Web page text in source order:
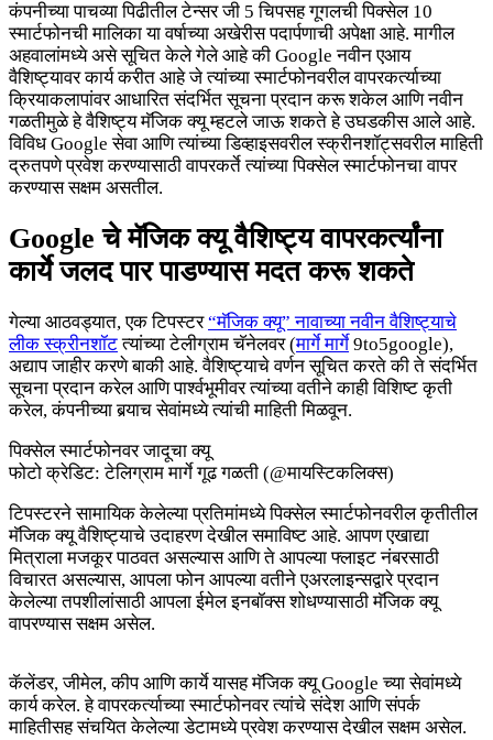
कंपनीच्या पाचव्या पिढीतील टेन्सर जी 5 चिपसह गूगलची पिक्सेल 10
स्मार्टफोनची मालिका या वर्षाच्या अखेरीस पदार्पणाची अपेक्षा आहे. मागील
अहवालांमध्ये असे सूचित केले गेले आहे की Google नवीन एआय
वैशिष्ट्यावर कार्य करीत आहे जे त्यांच्या स्मार्टफोनवरील वापरकर्त्याच्या
क्रियाकलापांवर आधारित संदर्भित सूचना प्रदान करू शकेल आणि नवीन
गळतीमुळे हे वैशिष्ट्य मॅजिक क्यू म्हटले जाऊ शकते हे उघडकीस आले आहे.
विविध Google सेवा आणि त्यांच्या डिव्हाइसवरील स्क्रीनशॉट्सवरील माहिती
द्रुतपणे प्रवेश करण्यासाठी वापरकर्ते त्यांच्या पिक्सेल स्मार्टफोनचा वापर
करण्यास सक्षम असतील.
Google चे मॅजिक क्यू वैशिष्ट्य वापरकर्त्यांना
कार्ये जलद पार पाडण्यास मदत करू शकते
गेल्या आठवड्यात, एक टिपस्टर“मॅजिक क्यू” नावाच्या नवीन वैशिष्ट्याचे
लीक स्क्रीनशॉटत्यांच्या टेलीग्राम चॅनेलवर (मार्गे मार्गे 9to5google),
अद्याप जाहीर करणे बाकी आहे. वैशिष्ट्याचे वर्णन सूचित करते की ते संदर्भित
सूचना प्रदान करेल आणि पार्श्वभूमीवर त्यांच्या वतीने काही विशिष्ट कृती
करेल, कंपनीच्या बर्‍याच सेवांमध्ये त्यांची माहिती मिळवून.
पिक्सेल स्मार्टफोनवर जादूचा क्यू
फोटो क्रेडिट: टेलिग्राम मार्गे गूढ गळती (@मायस्टिकलिक्स)
टिपस्टरने सामायिक केलेल्या प्रतिमांमध्ये पिक्सेल स्मार्टफोनवरील कृतीतील
मॅजिक क्यू वैशिष्ट्याचे उदाहरण देखील समाविष्ट आहे. आपण एखाद्या
मित्राला मजकूर पाठवत असल्यास आणि ते आपल्या फ्लाइट नंबरसाठी
विचारत असल्यास, आपला फोन आपल्या वतीने एअरलाइन्सद्वारे प्रदान
केलेल्या तपशीलांसाठी आपला ईमेल इनबॉक्स शोधण्यासाठी मॅजिक क्यू
वापरण्यास सक्षम असेल.
कॅलेंडर, जीमेल, कीप आणि कार्ये यासह मॅजिक क्यू Google च्या सेवांमध्ये
कार्य करेल. हे वापरकर्त्याच्या स्मार्टफोनवर त्यांचे संदेश आणि संपर्क
माहितीसह संचयित केलेल्या डेटामध्ये प्रवेश करण्यास देखील सक्षम असेल.